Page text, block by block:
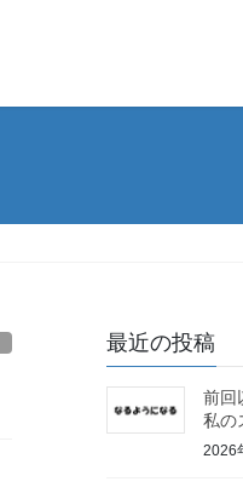
最近の投稿
前回
私の
2026